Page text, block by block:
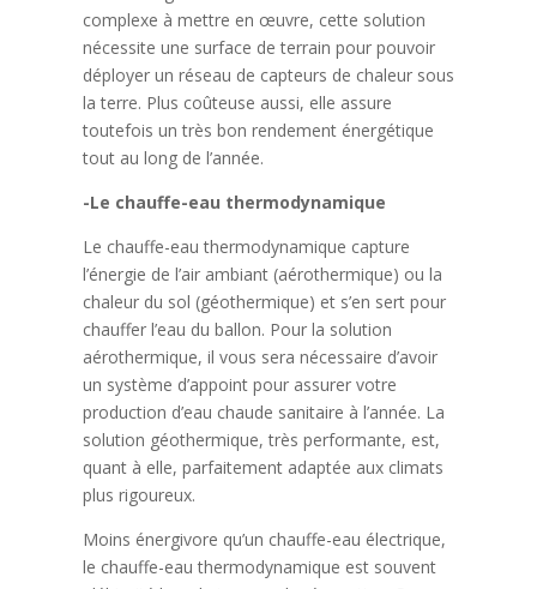
complexe à mettre en œuvre, cette solution
nécessite une surface de terrain pour pouvoir
déployer un réseau de capteurs de chaleur sous
la terre. Plus coûteuse aussi, elle assure
toutefois un très bon rendement énergétique
tout au long de l’année.
-Le chauffe-eau thermodynamique
Le chauffe-eau thermodynamique capture
l’énergie de l’air ambiant (aérothermique) ou la
chaleur du sol (géothermique) et s’en sert pour
chauffer l’eau du ballon. Pour la solution
aérothermique, il vous sera nécessaire d’avoir
un système d’appoint pour assurer votre
production d’eau chaude sanitaire à l’année. La
solution géothermique, très performante, est,
quant à elle, parfaitement adaptée aux climats
plus rigoureux.
Moins énergivore qu’un chauffe-eau électrique,
le chauffe-eau thermodynamique est souvent